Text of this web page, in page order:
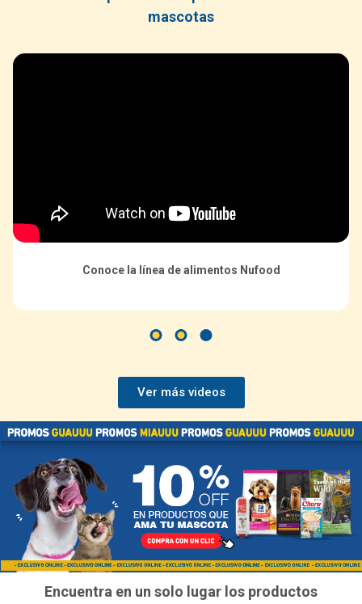
mascotas
Conoce la línea de alimentos Nufood
Ver más videos
Encuentra en un solo lugar los productos